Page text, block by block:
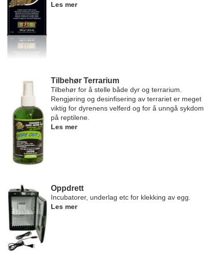
Les mer
Tilbehør Terrarium
Tilbehør for å stelle både dyr og terrarium.
Rengjøring og desinfisering av terrariet er meget
viktig for dyrenens velferd og for å unngå sykdom
på reptilene.
Les mer
Oppdrett
Incubatorer, underlag etc for klekking av egg.
Les mer